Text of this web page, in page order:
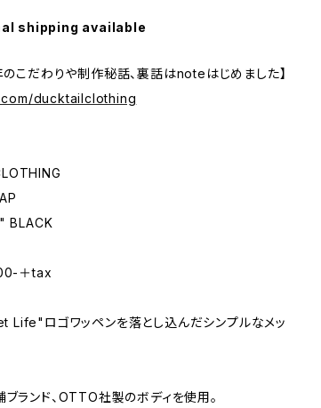
shipping available
のこだわりや制作秘話、裏話はnoteはじめました】
ducktailclothing
BLACK
＋tax
Life"ロゴワッペンを落とし込んだシンプルなメッ
ブランド、OTTO社製のボディを使用。